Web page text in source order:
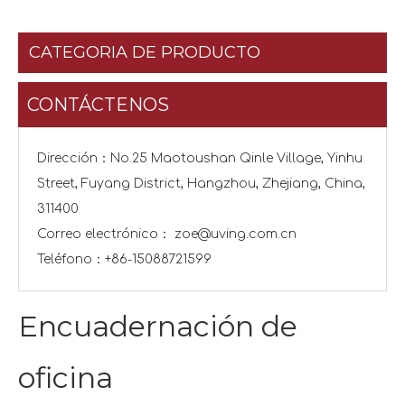
CATEGORIA DE PRODUCTO
CONTÁCTENOS
Dirección：No.25 Maotoushan Qinle Village, Yinhu
Street, Fuyang District, Hangzhou, Zhejiang, China,
311400
Correo electrónico： zoe@uving.com.cn
Teléfono：+86-15088721599
Encuadernación de
oficina